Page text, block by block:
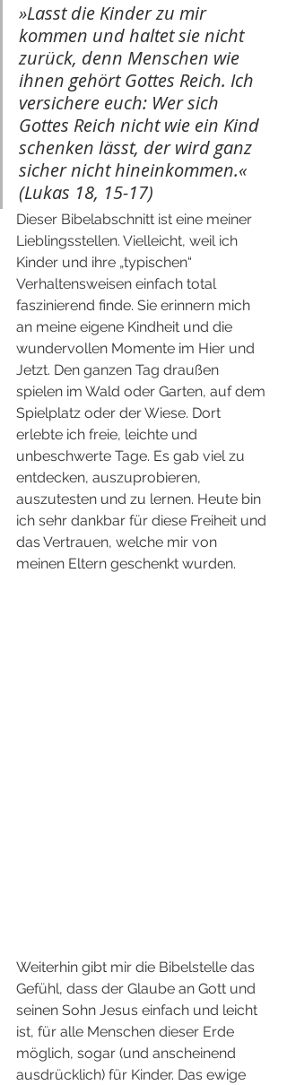
»Lasst die Kinder zu mir
kommen und haltet sie nicht
zurück, denn Menschen wie
ihnen gehört Gottes Reich. Ich
versichere euch: Wer sich
Gottes Reich nicht wie ein Kind
schenken lässt, der wird ganz
sicher nicht hineinkommen.«
(Lukas 18, 15-17)
Dieser Bibelabschnitt ist eine meiner
Lieblingsstellen. Vielleicht, weil ich
Kinder und ihre „typischen“
Verhaltensweisen einfach total
faszinierend finde. Sie erinnern mich
an meine eigene Kindheit und die
wundervollen Momente im Hier und
Jetzt. Den ganzen Tag draußen
spielen im Wald oder Garten, auf dem
Spielplatz oder der Wiese. Dort
erlebte ich freie, leichte und
unbeschwerte Tage. Es gab viel zu
entdecken, auszuprobieren,
auszutesten und zu lernen. Heute bin
ich sehr dankbar für diese Freiheit und
das Vertrauen, welche mir von
meinen Eltern geschenkt wurden.
Weiterhin gibt mir die Bibelstelle das
Gefühl, dass der Glaube an Gott und
seinen Sohn Jesus einfach und leicht
ist, für alle Menschen dieser Erde
möglich, sogar (und anscheinend
ausdrücklich) für Kinder. Das ewige